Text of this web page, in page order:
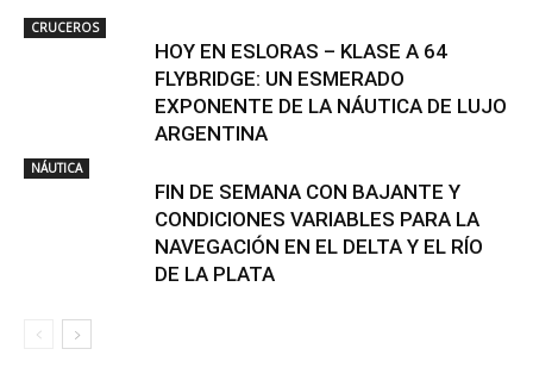
CRUCEROS
HOY EN ESLORAS – KLASE A 64
FLYBRIDGE: UN ESMERADO
EXPONENTE DE LA NÁUTICA DE LUJO
ARGENTINA
NÁUTICA
FIN DE SEMANA CON BAJANTE Y
CONDICIONES VARIABLES PARA LA
NAVEGACIÓN EN EL DELTA Y EL RÍO
DE LA PLATA